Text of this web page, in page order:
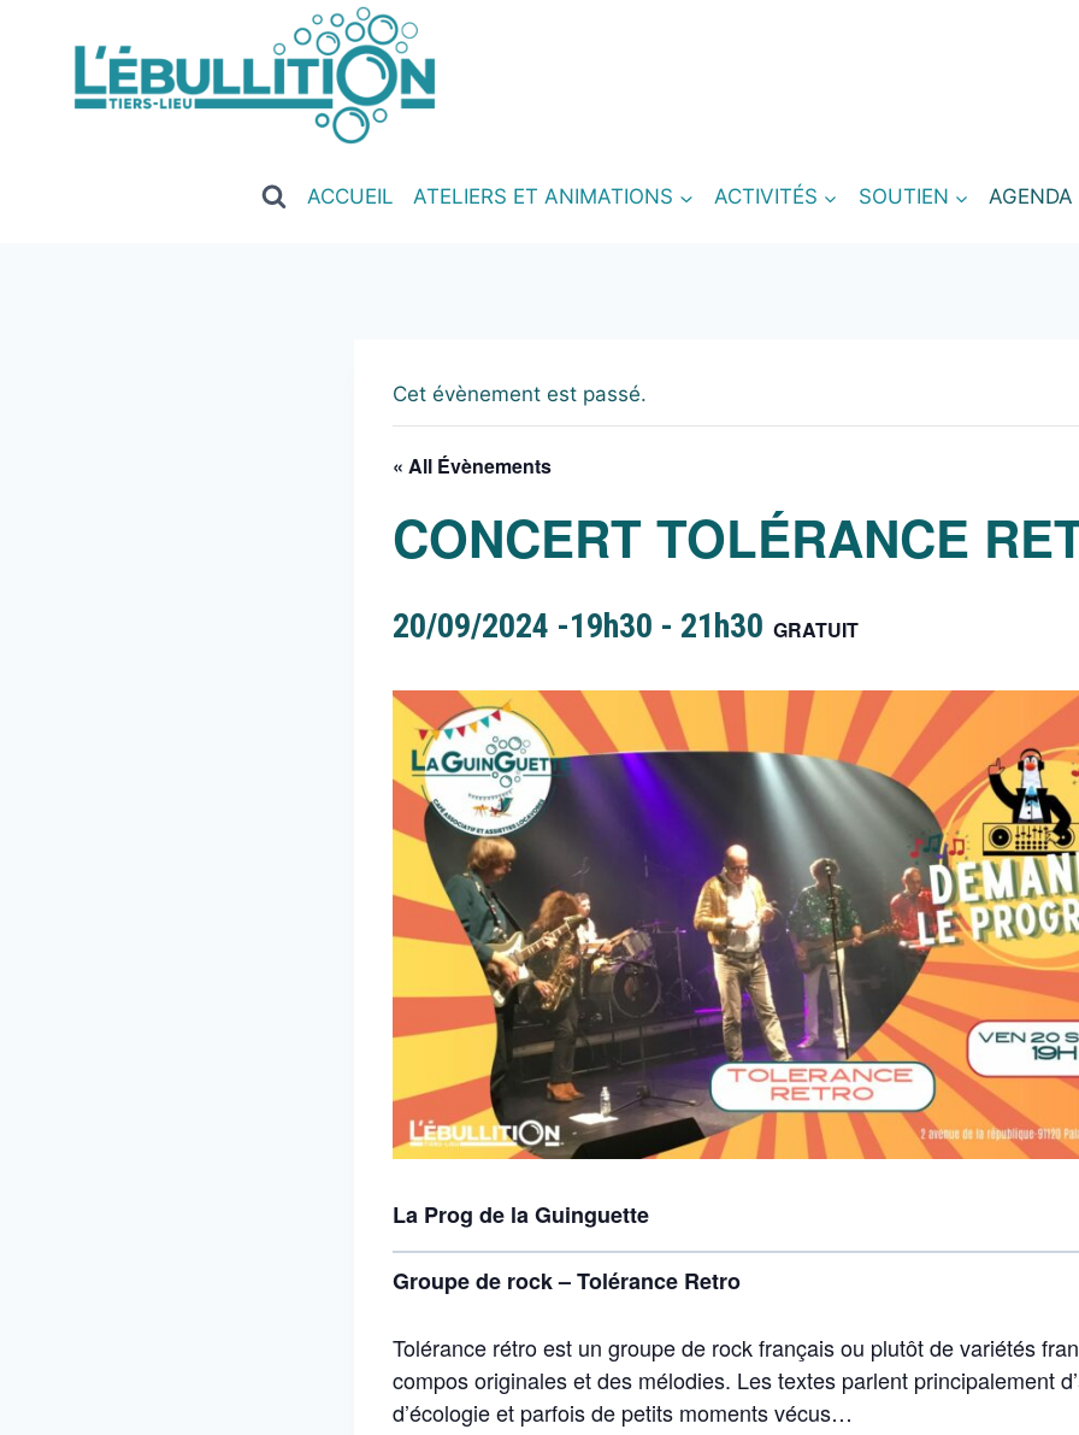
ACCUEIL ATELIERS ET ANIMATIONS ACTIVITÉS SOUTIEN AGENDA
Cet évènement est passé.
« All Évènements
CONCERT TOLÉRANCE
20/09/2024 -19h30 - 21h30 GRATUIT
La Prog de la Guinguette
Groupe de rock – Tolérance Retro
Tolérance rétro est un groupe de rock français ou plutôt de variétés
compos originales et des mélodies. Les textes parlent principalement
d’écologie et parfois de petits moments vécus…